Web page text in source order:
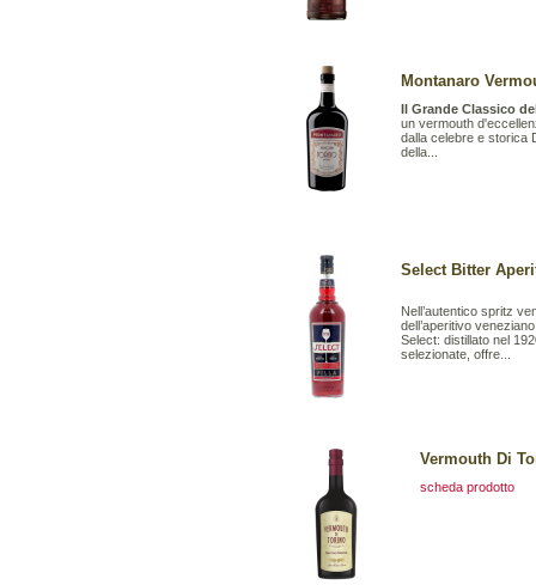
Montanaro
Il Grande Classico
un vermouth
dalla celebre e storica
della...
Select Bitter
Nell’autentico spritz
dell’aperitivo
Select: distillato nel
selezionate, offre...
Vermouth Di
scheda prodotto